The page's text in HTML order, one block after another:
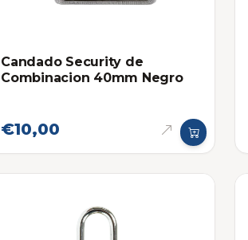
Candado Security de
Combinacion 40mm Negro
€10,00